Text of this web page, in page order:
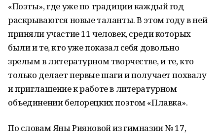
«Поэты», где уже по традиции каждый год
раскрываются новые таланты. В этом году в ней
приняли участие 11 человек, среди которых
были и те, кто уже показал себя довольно
зрелым в литературном творчестве, и те, кто
только делает первые шаги и получает похвалу
и приглашение к работе в литературном
объединении белорецких поэтом «Плавка».
По словам Яны Рияновой из гимназии № 17,